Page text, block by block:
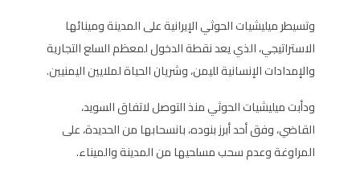
وتسيطر ميليشيات الحوثي الإيرانية على المدينة ومينائها
الاستراتيجي، الذي يعد نقطة الدخول لمعظم السلع التجارية
والإمدادات الإنسانية لليمن، وشريان الحياة لملايين اليمنيين.
ودأبت ميليشيات الحوثي منذ التوصل لاتفاق السويد،
القاضي، وفق أحد أبرز بنوده، بانسحابها من الحديدة، على
المراوغة وعدم سحب مسلحيها من المدينة والميناء.